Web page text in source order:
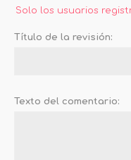
Solo los usuarios
Título de la revisión:
Texto del comentario: